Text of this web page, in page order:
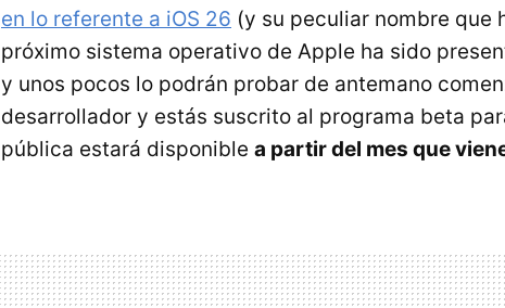
en lo referente a iOS 26 (y su peculiar nombre que
próximo sistema operativo de Apple ha sido
y unos pocos lo podrán probar de antemano
desarrollador y estás suscrito al programa beta
pública estará disponible a partir del mes que